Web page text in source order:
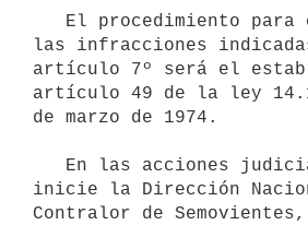
las infracciones
artículo 7º será el
artículo 49 de la ley
de marzo de 1974.
inicie la Dirección
Contralor de